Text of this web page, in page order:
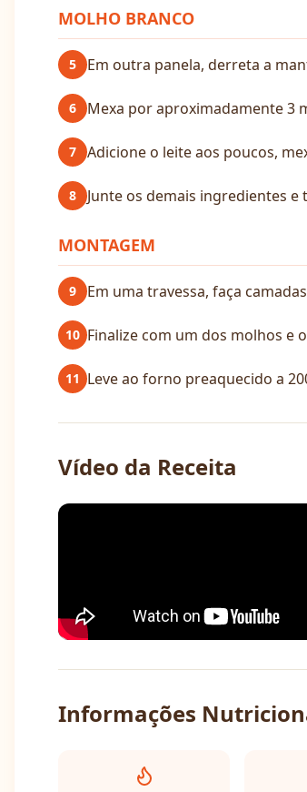
MOLHO BRANCO
5 Em outra panela, derreta a
6 Mexa por aproximadamente 3
7 Adicione o leite aos poucos,
8 Junte os demais ingredientes
MONTAGEM
9 Em uma travessa, faça
10 Finalize com um dos molhos e
11 Leve ao forno preaquecido a
Vídeo da Receita
Informações